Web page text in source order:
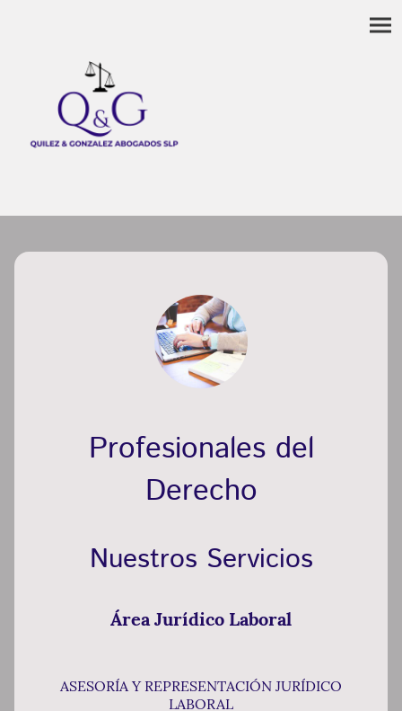
Profesionales del
Derecho
Nuestros Servicios
Área Jurídico Laboral
ASESORÍA Y REPRESENTACIÓN JURÍDICO
LABORAL